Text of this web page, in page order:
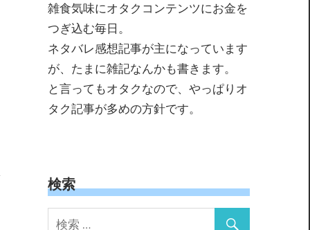
雑食気味にオタクコンテンツにお金を
つぎ込む毎日。
ネタバレ感想記事が主になっています
が、たまに雑記なんかも書きます。
と言ってもオタクなので、やっぱりオ
タク記事が多めの方針です。
検索